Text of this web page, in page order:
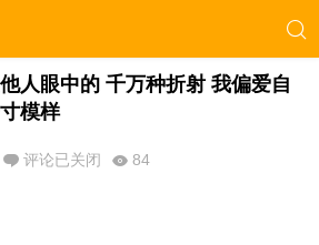
人眼中的 千万种折射 我偏爱自
模样
评论已关闭 84